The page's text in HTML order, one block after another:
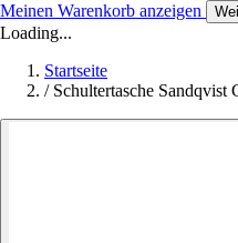
Meinen Warenkorb anzeigen
Loading...
Startseite
/ Schultertasche Sandqvist